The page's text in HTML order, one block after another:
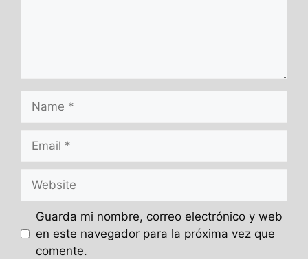
Guarda mi nombre, correo electrónico y web
en este navegador para la próxima vez que
comente.